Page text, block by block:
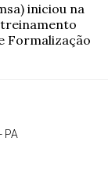
iniciou na
Formalização
PA